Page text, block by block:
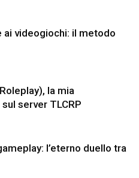
ai videogiochi: il metodo
la mia
server TLCRP
l’eterno duello tra